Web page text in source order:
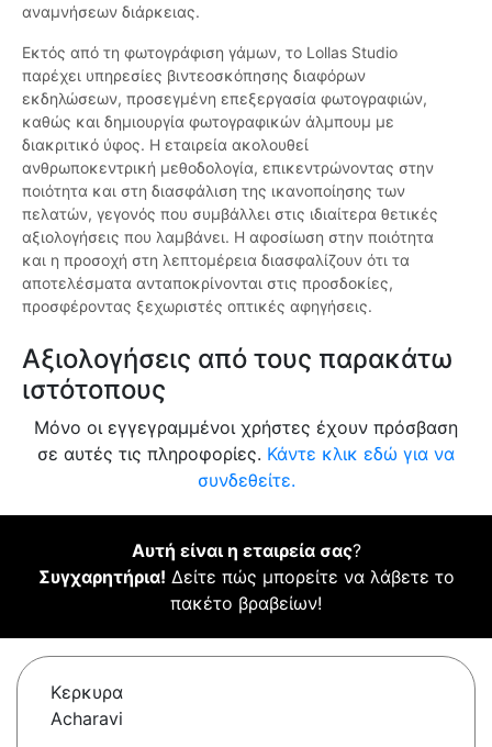
αναμνήσεων διάρκειας.
Εκτός από τη φωτογράφιση γάμων, το Lollas Studio
παρέχει υπηρεσίες βιντεοσκόπησης διαφόρων
εκδηλώσεων, προσεγμένη επεξεργασία φωτογραφιών,
καθώς και δημιουργία φωτογραφικών άλμπουμ με
διακριτικό ύφος. Η εταιρεία ακολουθεί
ανθρωποκεντρική μεθοδολογία, επικεντρώνοντας στην
ποιότητα και στη διασφάλιση της ικανοποίησης των
πελατών, γεγονός που συμβάλλει στις ιδιαίτερα θετικές
αξιολογήσεις που λαμβάνει. Η αφοσίωση στην ποιότητα
και η προσοχή στη λεπτομέρεια διασφαλίζουν ότι τα
αποτελέσματα ανταποκρίνονται στις προσδοκίες,
προσφέροντας ξεχωριστές οπτικές αφηγήσεις.
Αξιολογήσεις από τους παρακάτω
ιστότοπους
Μόνο οι εγγεγραμμένοι χρήστες έχουν πρόσβαση
σε αυτές τις πληροφορίες. Κάντε κλικ εδώ για να
συνδεθείτε.
Αυτή είναι η εταιρεία σας?
Συγχαρητήρια! Δείτε πώς μπορείτε να λάβετε το
πακέτο βραβείων!
Κερκυρα
Acharavi